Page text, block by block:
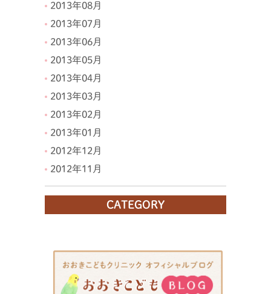
2013年08月
2013年07月
2013年06月
2013年05月
2013年04月
2013年03月
2013年02月
2013年01月
2012年12月
2012年11月
CATEGORY